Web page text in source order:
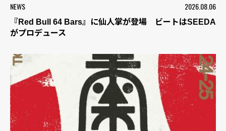
NEWS 2026.08.06
『Red Bull 64 Bars』に仙人掌が登場 ビートはSEEDA
がプロデュース